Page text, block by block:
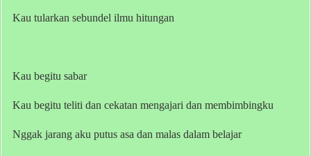
Kau tularkan sebundel ilmu hitungan
Kau begitu sabar
Kau begitu teliti dan cekatan mengajari dan membimbingku
Nggak jarang aku putus asa dan malas dalam belajar